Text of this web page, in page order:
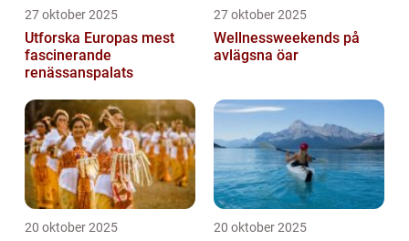
27 oktober 2025
Utforska Europas mest
fascinerande
renässanspalats
27 oktober 2025
Wellnessweekends på
avlägsna öar
20 oktober 2025 20 oktober 2025